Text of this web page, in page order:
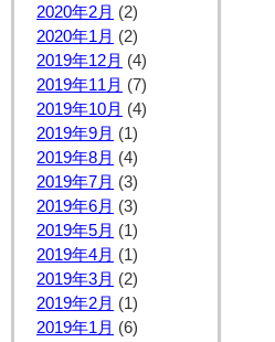
2020年2月 (2)
2020年1月 (2)
2019年12月 (4)
2019年11月 (7)
2019年10月 (4)
2019年9月 (1)
2019年8月 (4)
2019年7月 (3)
2019年6月 (3)
2019年5月 (1)
2019年4月 (1)
2019年3月 (2)
2019年2月 (1)
2019年1月 (6)